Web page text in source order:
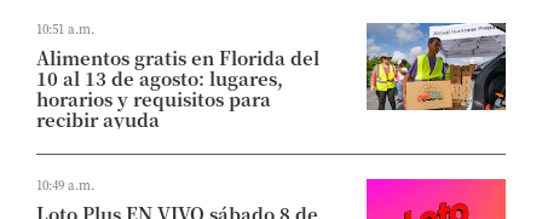
10:51 a.m.
Alimentos gratis en Florida del
10 al 13 de agosto: lugares,
horarios y requisitos para
recibir ayuda
10:49 a.m.
Loto Plus EN VIVO sábado 8 de